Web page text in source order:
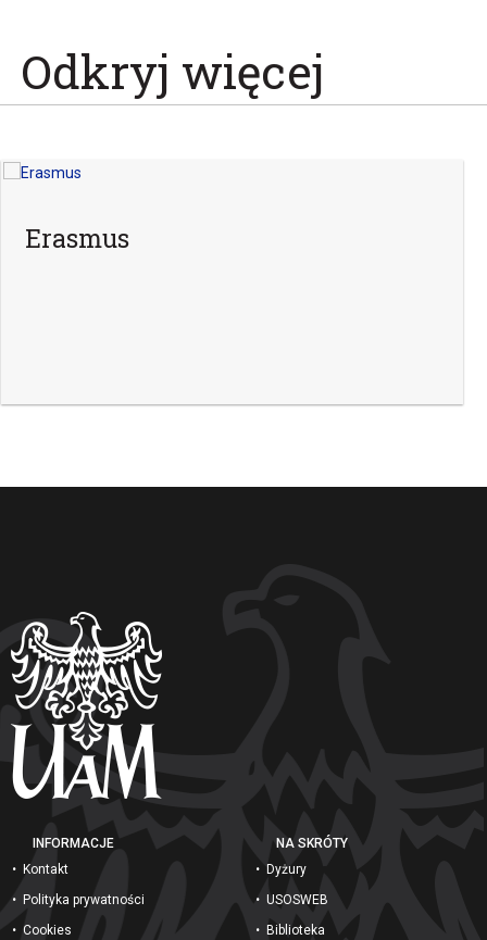
Odkryj więcej
Erasmus
INFORMACJE
Kontakt
Polityka prywatności
Cookies
NA SKRÓTY
Dyżury
USOSWEB
Biblioteka